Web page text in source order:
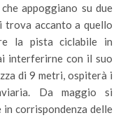
appoggiano su due
trova accanto a quello
la pista ciclabile in
interferirne con il suo
di 9 metri, ospiterà i
Da maggio si
corrispondenza delle